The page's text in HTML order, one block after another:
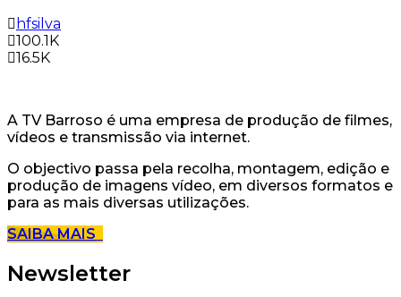
hfsilva
100.1K
16.5K
A TV Barroso é uma empresa de produção de filmes,
vídeos e transmissão via internet.
O objectivo passa pela recolha, montagem, edição e
produção de imagens vídeo, em diversos formatos e
para as mais diversas utilizações.
SAIBA MAIS
Newsletter